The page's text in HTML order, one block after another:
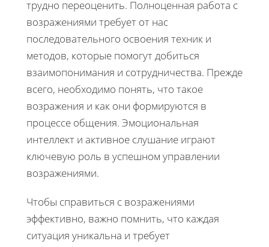
трудно переоценить. Полноценная работа с
возражениями требует от нас
последовательного освоения техник и
методов, которые помогут добиться
взаимопонимания и сотрудничества. Прежде
всего, необходимо понять, что такое
возражения и как они формируются в
процессе общения. Эмоциональная
интеллект и активное слушание играют
ключевую роль в успешном управлении
возражениями.
Чтобы справиться с возражениями
эффективно, важно помнить, что каждая
ситуация уникальна и требует